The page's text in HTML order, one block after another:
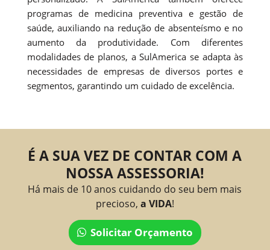
programas de medicina preventiva e gestão de
saúde, auxiliando na redução de absenteísmo e no
aumento da produtividade. Com diferentes
modalidades de planos, a SulAmerica se adapta às
necessidades de empresas de diversos portes e
segmentos, garantindo um cuidado de excelência.
É A SUA VEZ DE CONTAR COM A
NOSSA ASSESSORIA!
Há mais de 10 anos cuidando do seu bem mais
precioso, a VIDA!
Solicitar Orçamento